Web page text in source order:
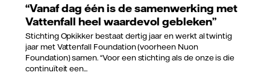
“Vanaf dag één is de samenwerking met
Vattenfall heel waardevol gebleken”
Stichting Opkikker bestaat dertig jaar en werkt al twintig
jaar met Vattenfall Foundation (voorheen Nuon
Foundation) samen. “Voor een stichting als de onze is die
continuïteit een...